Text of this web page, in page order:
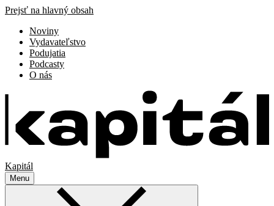
Prejsť na hlavný obsah
Noviny
Vydavateľstvo
Podujatia
Podcasty
O nás
Kapitál
Menu